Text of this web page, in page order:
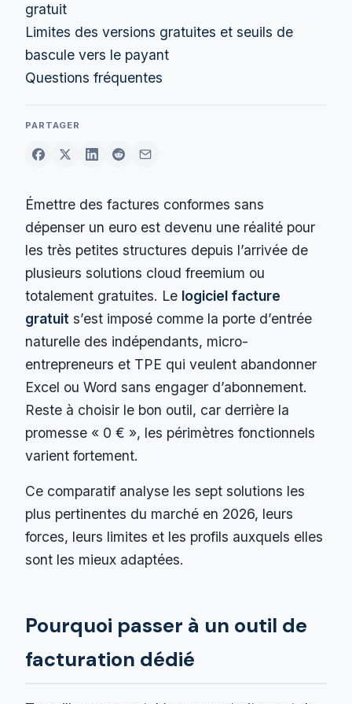
gratuit
Limites des versions gratuites et seuils de
bascule vers le payant
Questions fréquentes
PARTAGER
Émettre des factures conformes sans
dépenser un euro est devenu une réalité pour
les très petites structures depuis l’arrivée de
plusieurs solutions cloud freemium ou
totalement gratuites. Le logiciel facture
gratuit s’est imposé comme la porte d’entrée
naturelle des indépendants, micro-
entrepreneurs et TPE qui veulent abandonner
Excel ou Word sans engager d’abonnement.
Reste à choisir le bon outil, car derrière la
promesse « 0 € », les périmètres fonctionnels
varient fortement.
Ce comparatif analyse les sept solutions les
plus pertinentes du marché en 2026, leurs
forces, leurs limites et les profils auxquels elles
sont les mieux adaptées.
Pourquoi passer à un outil de
facturation dédié